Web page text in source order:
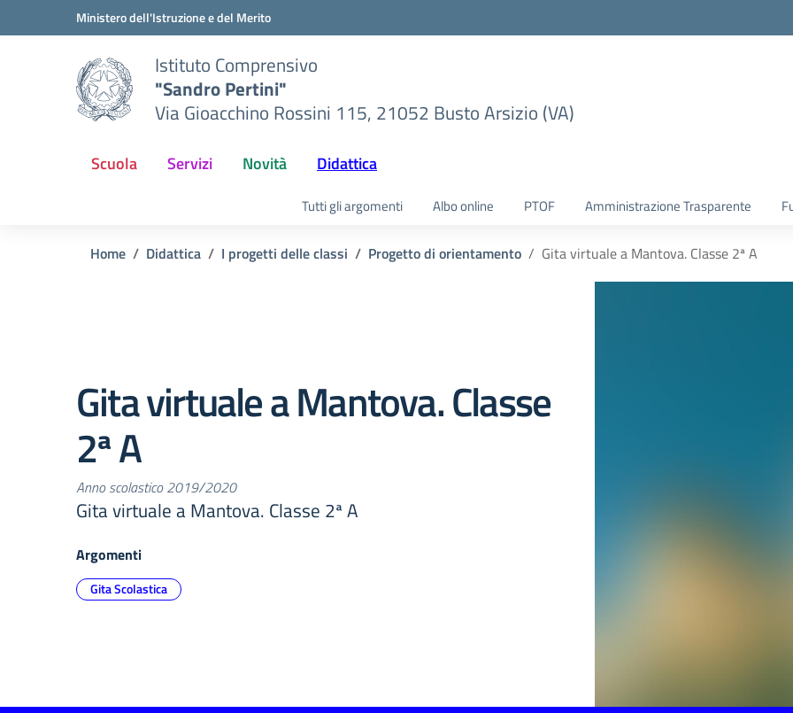
Vai ai contenuti
Vai al menu di navigazioneMinistero dell'Istruzione e del Merito
Istituto Comprensivo
"Sandro Pertini"
Via Gioacchino Rossini 115, 21052 Busto Arsizio (VA)
Scuola Servizi Novità Didattica
Tutti gli argomenti Albo online PTOF Amministrazione Trasparente
Home Didattica I progetti delle classi Progetto di orientamento Gita virtuale a Mantova. Classe 2ª A
Gita virtuale a Mantova. Classe
2ª A
Anno scolastico 2019/2020
Gita virtuale a Mantova. Classe 2ª A
Argomenti
Gita Scolastica